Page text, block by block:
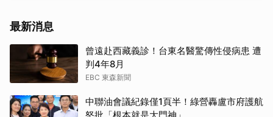
最新消息
曾遠赴西藏義診！台東名醫驚傳性侵病患 遭
判4年8月
EBC 東森新聞
中聯油會議紀錄僅1頁半！綠營轟盧市府護航
怒批「根本就是大門神」